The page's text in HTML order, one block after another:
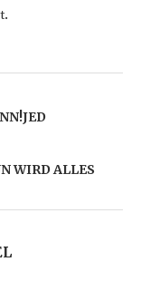
WIRD ALLES